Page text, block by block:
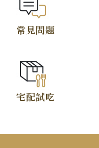
常見問題
宅配試吃